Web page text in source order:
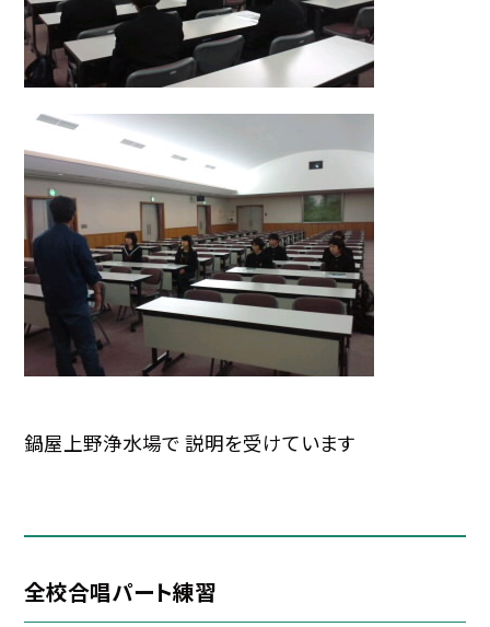
鍋屋上野浄水場で 説明を受けています
全校合唱パート練習